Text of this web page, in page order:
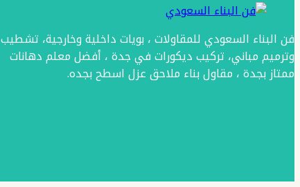
جدة
–
تراكوتا
الخزف
فن البناء السعودي للمقاولات ، بويات داخلية وخارجية، تشطيب
وترميم مباني، تركيب ديكورات في جدة ، أفضل معلم دهانات
ممتاز بجدة ، مقاول بناء ملاحق عزل اسطح بجده.